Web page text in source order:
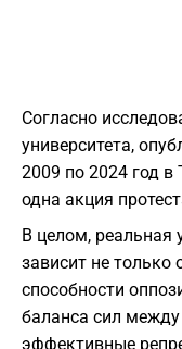
Согласно
университета,
2009 по 2024 год в
одна акция
В целом,
зависит не только
способности
баланса сил
эффективные